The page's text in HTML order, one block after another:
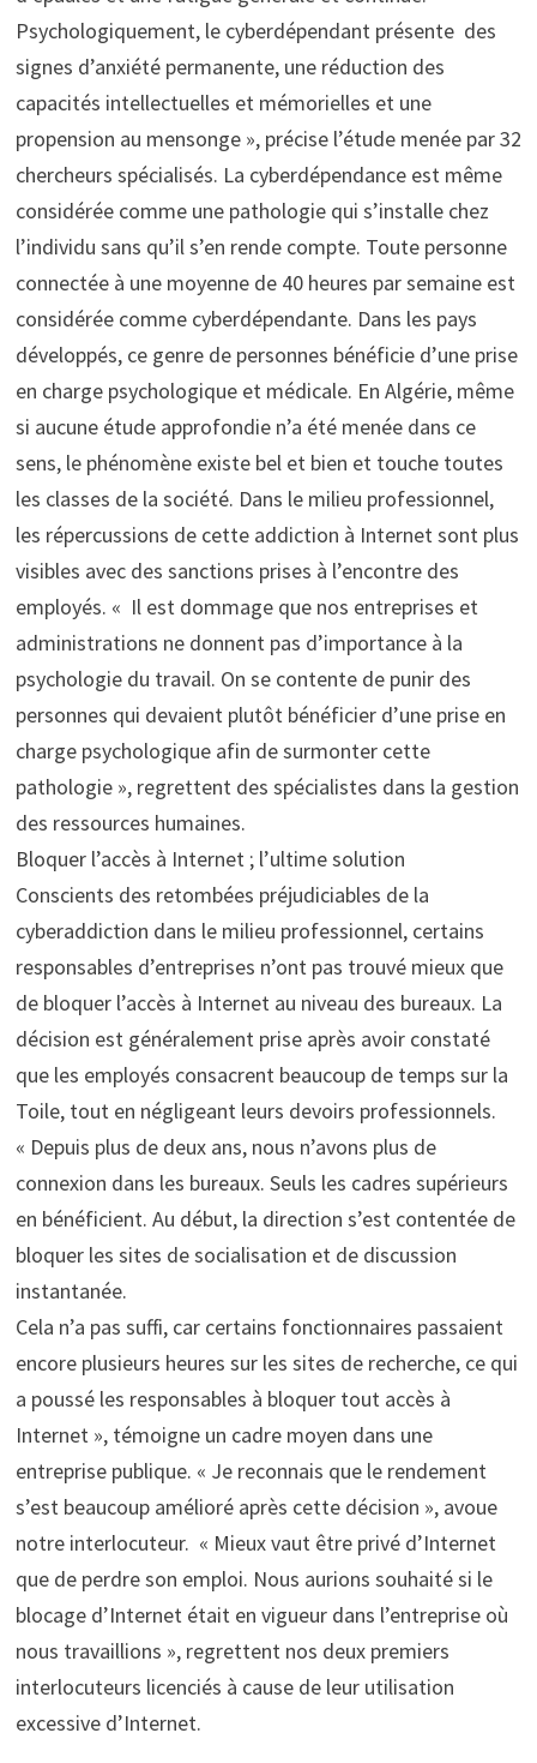
Psychologiquement, le cyberdépendant présente des
signes d’anxiété permanente, une réduction des
capacités intellectuelles et mémorielles et une
propension au mensonge », précise l’étude menée par 32
chercheurs spécialisés. La cyberdépendance est même
considérée comme une pathologie qui s’installe chez
l’individu sans qu’il s’en rende compte. Toute personne
connectée à une moyenne de 40 heures par semaine est
considérée comme cyberdépendante. Dans les pays
développés, ce genre de personnes bénéficie d’une prise
en charge psychologique et médicale. En Algérie, même
si aucune étude approfondie n’a été menée dans ce
sens, le phénomène existe bel et bien et touche toutes
les classes de la société. Dans le milieu professionnel,
les répercussions de cette addiction à Internet sont plus
visibles avec des sanctions prises à l’encontre des
employés. « Il est dommage que nos entreprises et
administrations ne donnent pas d’importance à la
psychologie du travail. On se contente de punir des
personnes qui devaient plutôt bénéficier d’une prise en
charge psychologique afin de surmonter cette
pathologie », regrettent des spécialistes dans la gestion
des ressources humaines.
Bloquer l’accès à Internet ; l’ultime solution
Conscients des retombées préjudiciables de la
cyberaddiction dans le milieu professionnel, certains
responsables d’entreprises n’ont pas trouvé mieux que
de bloquer l’accès à Internet au niveau des bureaux. La
décision est généralement prise après avoir constaté
que les employés consacrent beaucoup de temps sur la
Toile, tout en négligeant leurs devoirs professionnels.
« Depuis plus de deux ans, nous n’avons plus de
connexion dans les bureaux. Seuls les cadres supérieurs
en bénéficient. Au début, la direction s’est contentée de
bloquer les sites de socialisation et de discussion
instantanée.
Cela n’a pas suffi, car certains fonctionnaires passaient
encore plusieurs heures sur les sites de recherche, ce qui
a poussé les responsables à bloquer tout accès à
Internet », témoigne un cadre moyen dans une
entreprise publique. « Je reconnais que le rendement
s’est beaucoup amélioré après cette décision », avoue
notre interlocuteur. « Mieux vaut être privé d’Internet
que de perdre son emploi. Nous aurions souhaité si le
blocage d’Internet était en vigueur dans l’entreprise où
nous travaillions », regrettent nos deux premiers
interlocuteurs licenciés à cause de leur utilisation
excessive d’Internet.